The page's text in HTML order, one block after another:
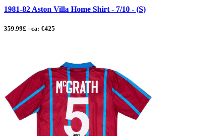
1981-82 Aston Villa Home Shirt - 7/10 - (S)
359.99£ - ca: €425